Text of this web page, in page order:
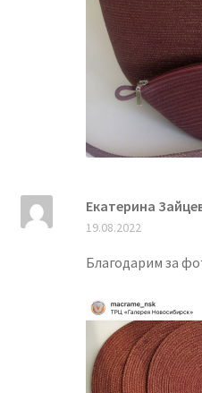
Екатерина
19.08.2022
Благодарим за